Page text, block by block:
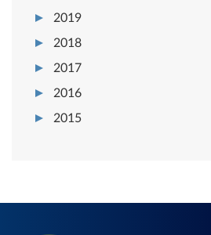
2019
2018
2017
2016
2015